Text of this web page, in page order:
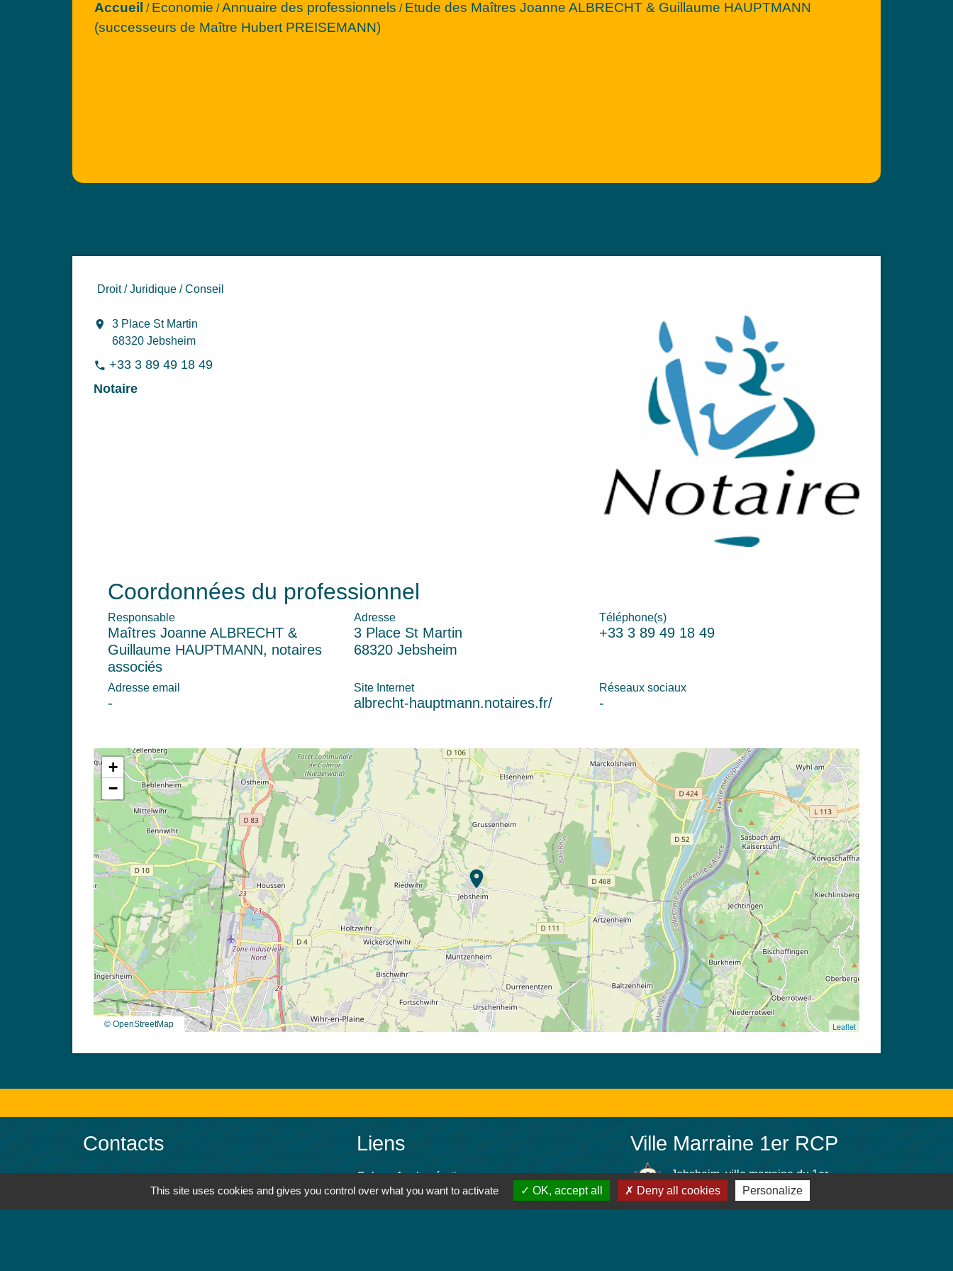
Accueil / Economie /Annuaire des professionnels / Etude des Maîtres Joanne ALBRECHT & Guillaume HAUPTMANN
(successeurs de Maître Hubert PREISEMANN)
Droit / Juridique / Conseil
location_on
3 Place St Martin
68320 Jebsheim
phone +33 3 89 49 18 49
Notaire
Coordonnées du professionnel
Responsable
Maîtres Joanne ALBRECHT &
Guillaume HAUPTMANN, notaires
associés
Adresse
3 Place St Martin
68320 Jebsheim
Téléphone(s)
+33 3 89 49 18 49
Adresse email
-
Site Internet
albrecht-hauptmann.notaires.fr/
Réseaux sociaux
-
location_on
+
−
Leaflet
© OpenStreetMap
Contacts
1 place Saint Martin
Liens
Colmar Agglomération
TRACE
Colmarienne des Eaux
Ville Marraine 1er RCP
Jebsheim, ville marraine du 1er
Régiment de Chasseurs Parachutistes
(PAMIERS)
This site uses cookies and gives you control over what you want to activate OK, accept all Deny all cookies Personalize